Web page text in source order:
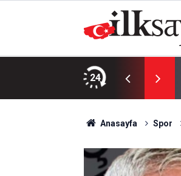
24
Anasayfa Spor